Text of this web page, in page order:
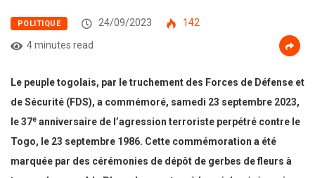
POLITIQUE 24/09/2023
142
4 minutes read
Le peuple togolais, par le truchement des Forces de Défense et
de Sécurité (FDS), a commémoré, samedi 23 septembre 2023,
le 37e anniversaire de l’agression terroriste perpétré contre le
Togo, le 23 septembre 1986. Cette commémoration a été
marquée par des cérémonies de dépôt de gerbes de fleurs à